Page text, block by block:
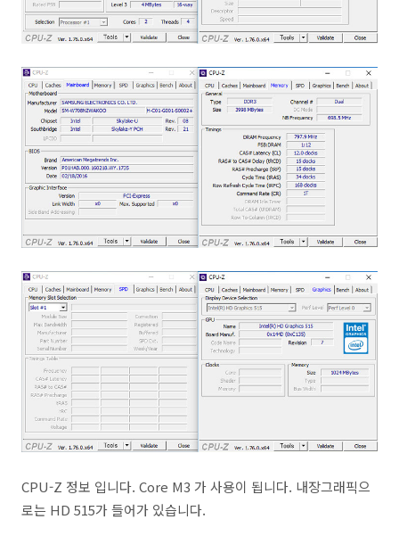
CPU-Z 정보 입니다. Core M3 가 사용이 됩니다. 내장그래픽으
로는 HD 515가 들어가 있습니다.